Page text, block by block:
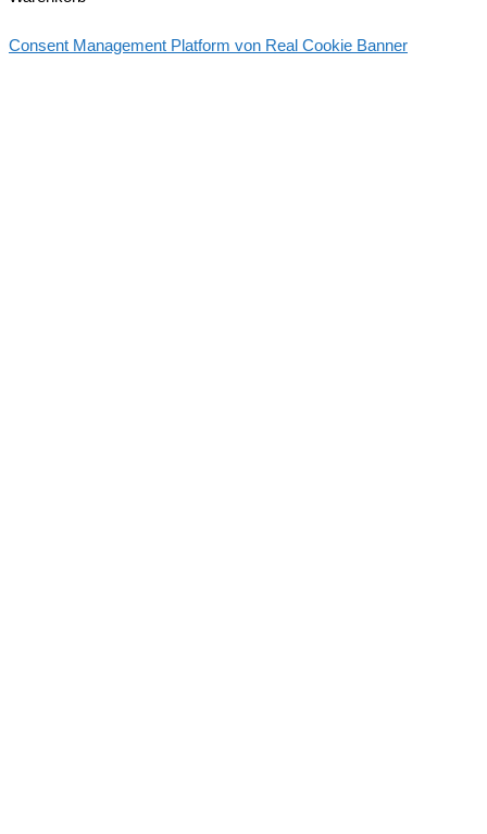
Consent Management Platform von Real Cookie Banner